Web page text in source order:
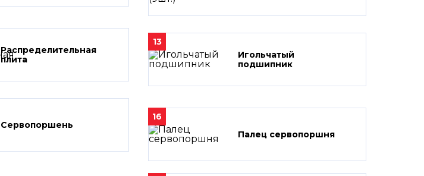
Распределительная
плита
13
Игольчатый
подшипник
Сервопоршень
16
Палец сервопоршня